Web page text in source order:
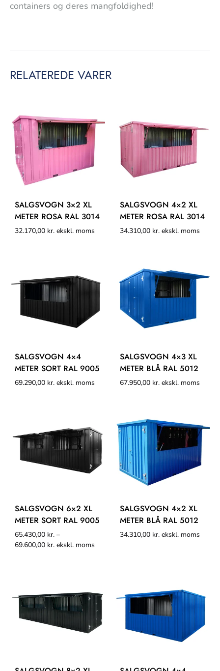
containers og deres mangfoldighed!
RELATEREDE VARER
SALGSVOGN 3×2 XL
METER ROSA RAL 3014
32.170,00 kr. ekskl. moms
SALGSVOGN 4×2 XL
METER ROSA RAL 3014
34.310,00 kr. ekskl. moms
SALGSVOGN 4×4
METER SORT RAL 9005
69.290,00 kr. ekskl. moms
SALGSVOGN 4×3 XL
METER BLÅ RAL 5012
67.950,00 kr. ekskl. moms
SALGSVOGN 6×2 XL
METER SORT RAL 9005
65.430,00 kr. –
69.600,00 kr. ekskl. moms
SALGSVOGN 4×2 XL
METER BLÅ RAL 5012
34.310,00 kr. ekskl. moms